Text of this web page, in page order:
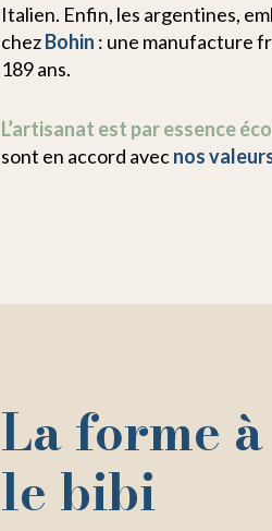
Italien. Enfin, les argentines,
chezBohin : une manufacture
189 ans.
L’artisanat est par essence
sont en accord avecnos
La forme
le bibi